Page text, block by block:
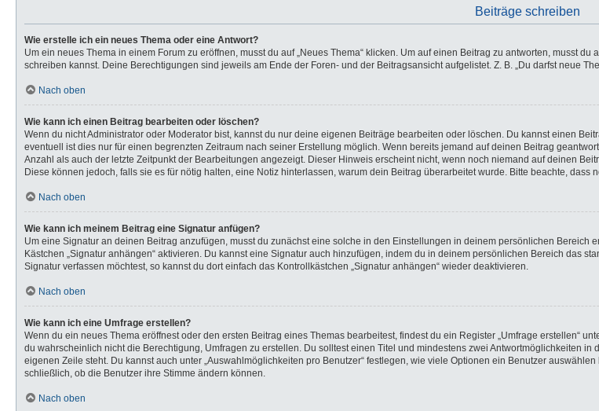
Beiträge schreiben
Wie erstelle ich ein neues Thema oder eine Antwort?
Um ein neues Thema in einem Forum zu eröffnen, musst du auf „Neues Thema“ klicken. Um auf einen Beitrag zu antworten, musst
schreiben kannst. Deine Berechtigungen sind jeweils am Ende der Foren- und der Beitragsansicht aufgelistet. Z. B. „Du darfst neue
Nach oben
Wie kann ich einen Beitrag bearbeiten oder löschen?
Wenn du nicht Administrator oder Moderator bist, kannst du nur deine eigenen Beiträge bearbeiten oder löschen. Du kannst einen
eventuell ist dies nur für einen begrenzten Zeitraum nach seiner Erstellung möglich. Wenn bereits jemand auf deinen Beitrag
Anzahl als auch der letzte Zeitpunkt der Bearbeitungen angezeigt. Dieser Hinweis erscheint nicht, wenn noch niemand auf deinen
Diese können jedoch, falls sie es für nötig halten, eine Notiz hinterlassen, warum dein Beitrag überarbeitet wurde. Bitte beachte,
Nach oben
Wie kann ich meinem Beitrag eine Signatur anfügen?
Um eine Signatur an deinen Beitrag anzufügen, musst du zunächst eine solche in den Einstellungen in deinem persönlichen
Kästchen „Signatur anhängen“ aktivieren. Du kannst eine Signatur auch hinzufügen, indem du in deinem persönlichen Bereich das
Signatur verfassen möchtest, so kannst du dort einfach das Kontrollkästchen „Signatur anhängen“ wieder deaktivieren.
Nach oben
Wie kann ich eine Umfrage erstellen?
Wenn du ein neues Thema eröffnest oder den ersten Beitrag eines Themas bearbeitest, findest du ein Register „Umfrage erstellen“
du wahrscheinlich nicht die Berechtigung, Umfragen zu erstellen. Du solltest einen Titel und mindestens zwei Antwortmöglichkeiten
eigenen Zeile steht. Du kannst auch unter „Auswahlmöglichkeiten pro Benutzer“ festlegen, wie viele Optionen ein Benutzer
schließlich, ob die Benutzer ihre Stimme ändern können.
Nach oben